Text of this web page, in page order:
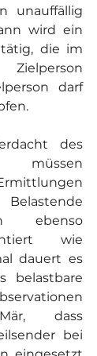
unauffällig
wird ein
die im
darf
des
ebenso
wie
dauert es
belastbare
dass
bei